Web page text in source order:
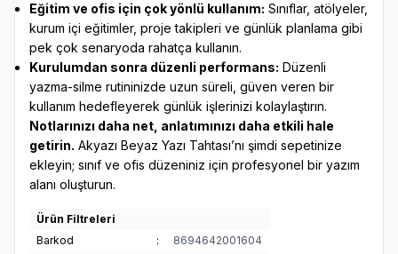
Eğitim ve ofis için çok yönlü kullanım: Sınıflar, atölyeler,
kurum içi eğitimler, proje takipleri ve günlük planlama gibi
pek çok senaryoda rahatça kullanın.
Kurulumdan sonra düzenli performans: Düzenli
yazma-silme rutininizde uzun süreli, güven veren bir
kullanım hedefleyerek günlük işlerinizi kolaylaştırın.
Notlarınızı daha net, anlatımınızı daha etkili hale
getirin. Akyazı Beyaz Yazı Tahtası’nı şimdi sepetinize
ekleyin; sınıf ve ofis düzeniniz için profesyonel bir yazım
alanı oluşturun.
Ürün Filtreleri
Barkod
:
8694642001604